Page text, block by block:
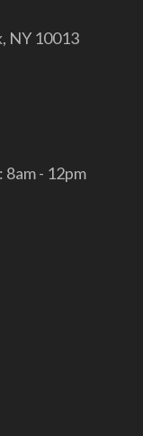
NY 10013
8am - 12pm